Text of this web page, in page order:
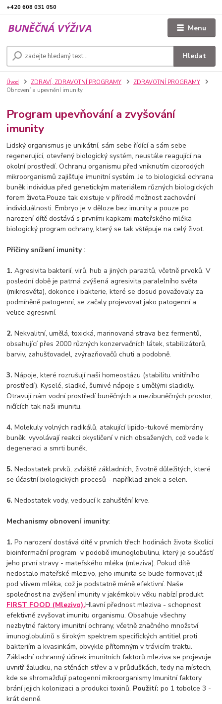
Menu
Hledat
+420 608 031 050
Úvod ZDRAVÍ, ZDRAVOTNÍ PROGRAMY
ZDRAVOTNÍ PROGRAMY
Obnovení a upevnění imunity
Program upevňování a zvyšování
imunity
Lidský organismus je unikátní, sám sebe řídící a sám sebe
regenerující, otevřený biologický systém, neustále reagující na
okolní prostředí. Ochranu organismu před vniknutím cizorodých
mikroorganismů zajišťuje imunitní systém. Je to biologická ochrana
buněk individua před genetickým materiálem různých biologických
forem života.Pouze tak existuje v přírodě možnost zachování
individuálnosti. Embryo je v děloze bez imunity a pouze po
narození dítě dostává s prvními kapkami mateřského mléka
biologický program ochrany, který se tak vštěpuje na celý život.
Příčiny snížení imunity:
1. Agresivita bakterií, virů, hub a jiných parazitů, včetně prvoků. V
poslední době je patrná zvýšená agresivita paralelního světa
(mikrosvěta), dokonce i bakterie, které se dosud považovaly za
podmíněně patogenní, se začaly projevovat jako patogenní a
velice agresivní.
2. Nekvalitní, umělá, toxická, marinovaná strava bez fermentů,
obsahující přes 2000 různých konzervačních látek, stabilizátorů,
barviv, zahušťovadel, zvýrazňovačů chuti a podobně.
3. Nápoje, které rozrušují naši homeostázu (stabilitu vnitřního
prostředí). Kyselé, sladké, šumivé nápoje s umělými sladidly.
Otravují nám vodní prostředí buněčných a mezibuněčných prostor,
ničících tak naši imunitu.
4.Molekuly volných radikálů, atakující lipido-tukové membrány
buněk, vyvolávají reakci okysličení v nich obsažených, což vede k
degeneraci a smrti buněk.
5. Nedostatek prvků, zvláště základních, životně důležitých, které
se účastní biologických procesů - například zinek a selen.
6. Nedostatek vody, vedoucí k zahuštění krve.
Mechanismy obnovení imunity:
1. Po narození dostává dítě v prvních třech hodinách života školící
bioinformační program v podobě imunoglobulinu, který je součástí
jeho první stravy - mateřského mléka (mleziva). Pokud dítě
nedostalo mateřské mlezivo, jeho imunita se bude formovat již
pod vlivem mléka, což je podstatně méně efektivní. Naše
společnost na zvýšení imunity v jakémkoliv věku nabízí produkt
FIRST FOOD (Mlezivo).Hlavní přednost mleziva - schopnost
efektivně zvyšovat imunitu organismu. Obsahuje všechny
nezbytné faktory imunitní ochrany, včetně značného množství
imunoglobulinů s širokým spektrem specifických antitiel proti
bakteriím a kvasinkám, obvykle přítomným v trávicím traktu.
Základní ochranný účinek imunitních faktorů mleziva se projevuje
uvnitř žaludku, na stěnách střev a v průduškách, tedy na místech,
kde se shromažďují patogenní mikroorganismy Imunitní faktory
brání jejich kolonizaci a produkci toxinů. Použití: po 1 tobolce 3 -
krát denně.